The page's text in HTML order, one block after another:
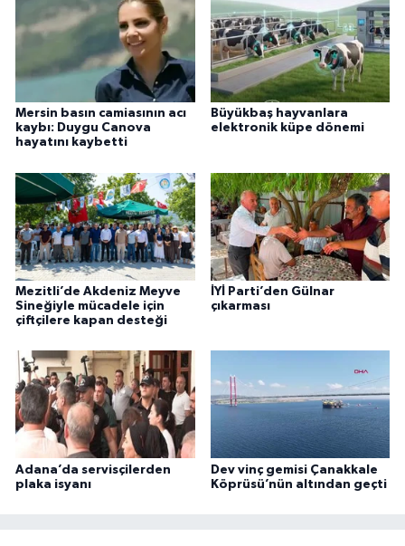
Mersin basın camiasının acı
kaybı: Duygu Canova
hayatını kaybetti
Büyükbaş hayvanlara
elektronik küpe dönemi
Mezitli’de Akdeniz Meyve
Sineğiyle mücadele için
çiftçilere kapan desteği
İYİ Parti’den Gülnar
çıkarması
Adana’da servisçilerden
plaka isyanı
Dev vinç gemisi Çanakkale
Köprüsü’nün altından geçti